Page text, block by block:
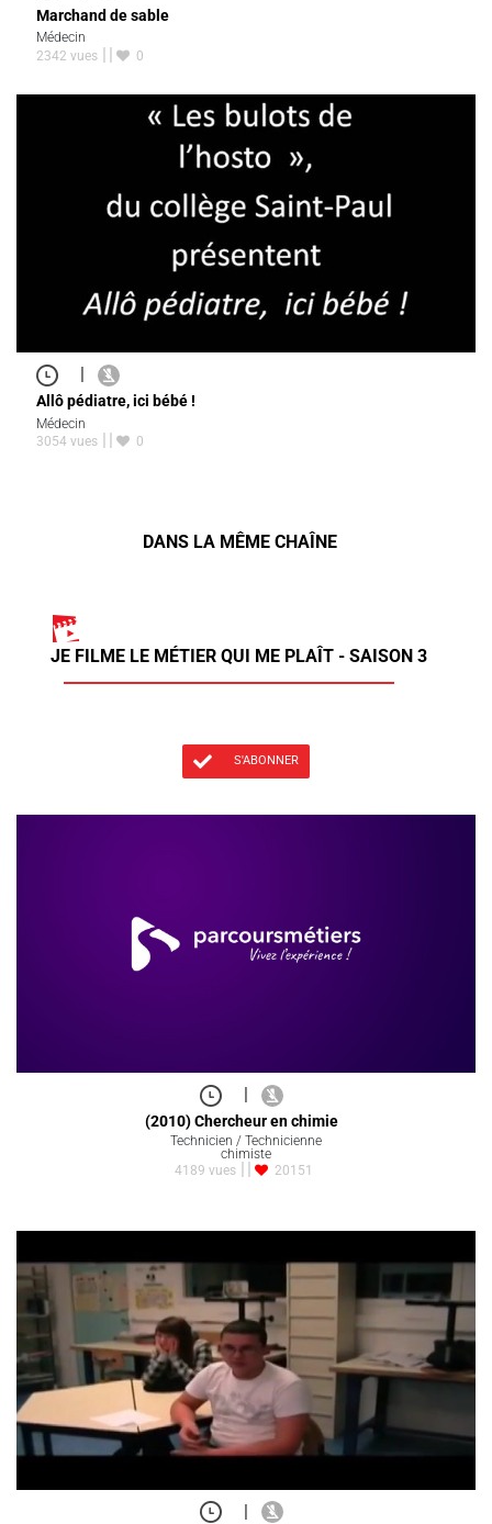
Marchand de sable
Médecin
2342 vues
0
|
Allô pédiatre, ici bébé !
Médecin
3054 vues
0
DANS LA MÊME CHAÎNE
JE FILME LE MÉTIER QUI ME PLAÎT - SAISON 3
S'ABONNER
(2010) Chercheur en chimie
Technicien / Technicienne
chimiste
4189 vues
20151
|